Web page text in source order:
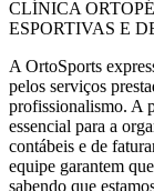
CLÍNICA
ESPORTIVAS E
A OrtoSports
pelos serviços
profissionalismo. A
essencial para a
contábeis e de
equipe garantem
sabendo que